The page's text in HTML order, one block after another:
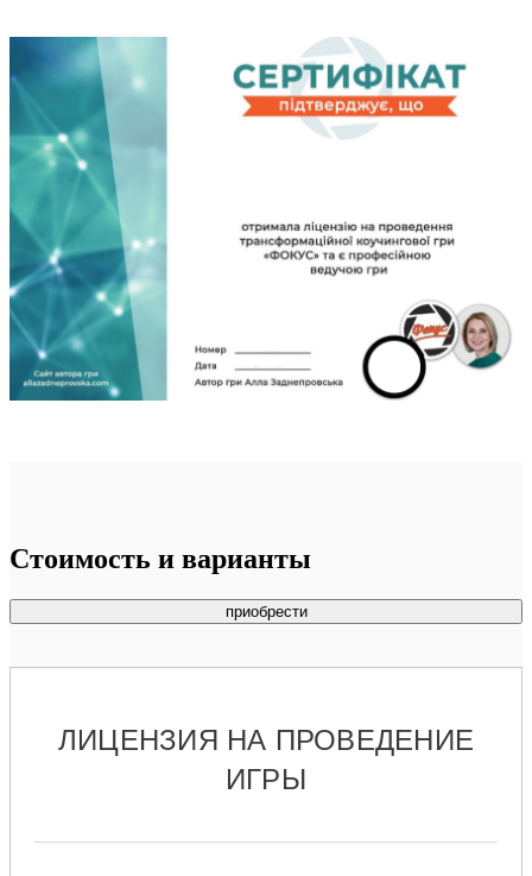
Стоимость и варианты
приобрести
ЛИЦЕНЗИЯ НА ПРОВЕДЕНИЕ
ИГРЫ